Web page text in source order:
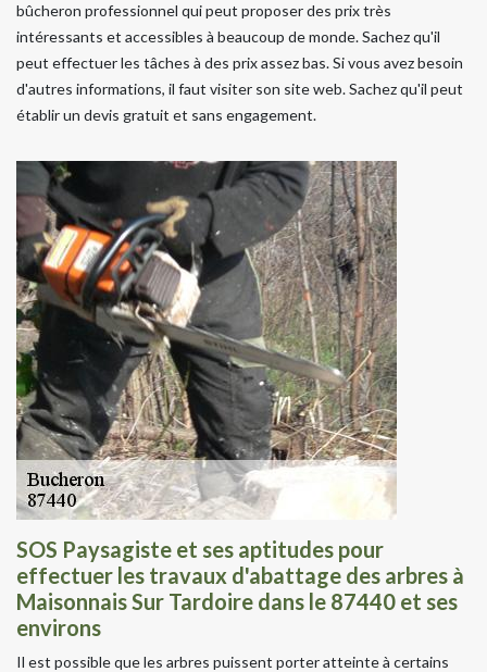
bûcheron professionnel qui peut proposer des prix très
intéressants et accessibles à beaucoup de monde. Sachez qu'il
peut effectuer les tâches à des prix assez bas. Si vous avez besoin
d'autres informations, il faut visiter son site web. Sachez qu'il peut
établir un devis gratuit et sans engagement.
SOS Paysagiste et ses aptitudes pour
effectuer les travaux d'abattage des arbres à
Maisonnais Sur Tardoire dans le 87440 et ses
environs
Il est possible que les arbres puissent porter atteinte à certains